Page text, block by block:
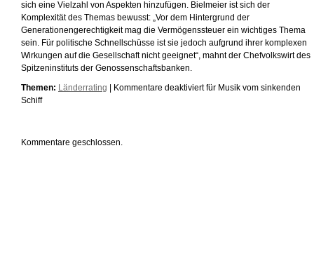
sich eine Vielzahl von Aspekten hinzufügen. Bielmeier ist sich der
Komplexität des Themas bewusst: „Vor dem Hintergrund der
Generationengerechtigkeit mag die Vermögenssteuer ein wichtiges Thema
sein. Für politische Schnellschüsse ist sie jedoch aufgrund ihrer komplexen
Wirkungen auf die Gesellschaft nicht geeignet“, mahnt der Chefvolkswirt des
Spitzeninstituts der Genossenschaftsbanken.
Themen: Länderrating Kommentare deaktiviertfür Musik vom sinkenden
Schiff
Kommentare geschlossen.